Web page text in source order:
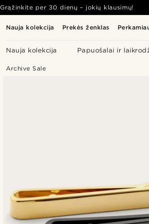
Nauja kolekcija Prekės ženklas
Nauja kolekcija Papuošalai ir
Grąžinkite per 30 dienų – jokių klausimų!
Archive Sale